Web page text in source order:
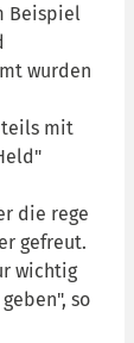
Beispiel
wurden
teils mit
die rege
gefreut.
wichtig
so